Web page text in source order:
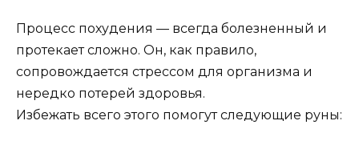
Процесс похудения — всегда болезненный и
протекает сложно. Он, как правило,
сопровождается стрессом для организма и
нередко потерей здоровья.
Избежать всего этого помогут следующие руны: